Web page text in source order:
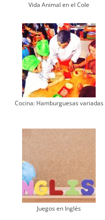
Vida Animal en el Cole
Cocina: Hamburguesas variadas
Juegos en Inglés